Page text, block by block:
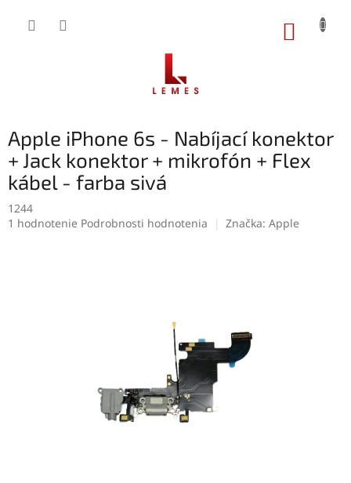
Apple iPhone 6s - Nabíjací konektor
+ Jack konektor + mikrofón + Flex
kábel - farba sivá
1244
Priemerné
1 hodnotenie Podrobnosti hodnotenia Značka: Apple